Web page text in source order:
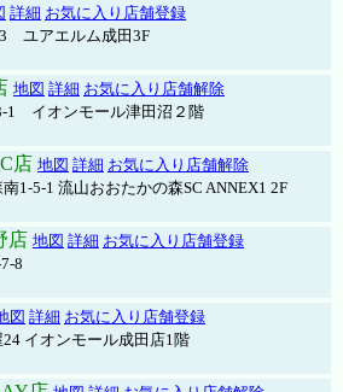
詳細 お気に入り店舗登録
ユアエルム成田3F
地図 詳細 お気に入り店舗解除
1 イオンモール津田沼２階
店 地図 詳細 お気に入り店舗解除
1-5-1 流山おおたかの森SC ANNEX1 2F
店 地図 詳細 お気に入り店舗登録
8
図 詳細 お気に入り店舗登録
イオンモール成田店1階